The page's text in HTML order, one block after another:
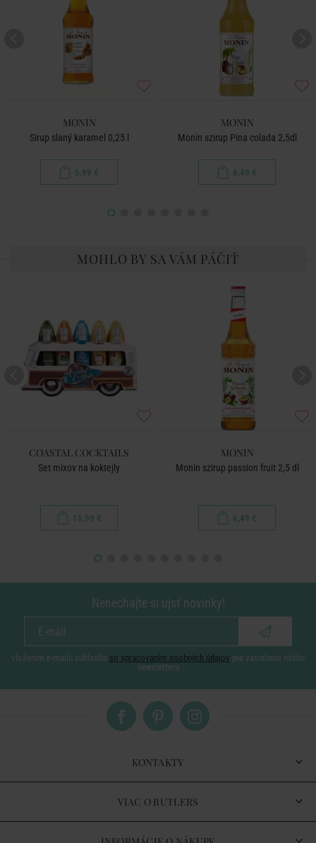
MONIN
Sirup slaný karamel 0,25 l
5,99 €
MONIN
Monin szirup Pina colada 2,5dl
6,49 €
MOHLO BY SA VÁM PÁČIŤ
COASTAL COCKTAILS
Set mixov na koktejly
15,99 €
MONIN
Monin szirup passion fruit 2,5 dl
6,49 €
Nenechajte si ujsť novinky!
vložením e-mailu súhlasíte so spracovaním osobných údajov pre zasielanie nášho
newsletteru
KONTAKTY
VIAC O BUTLERS